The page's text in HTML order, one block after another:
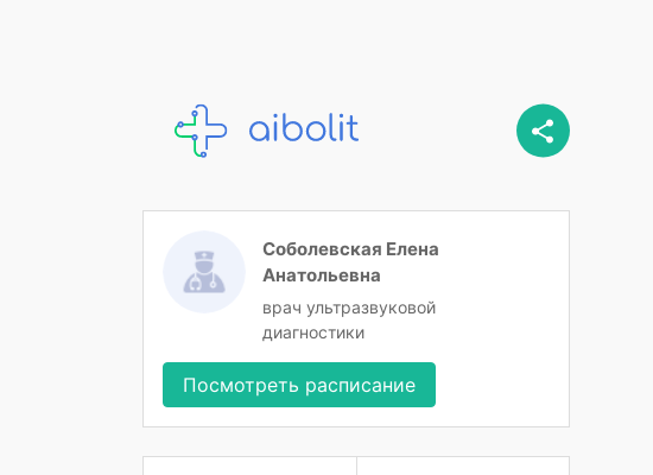
Соболевская Елена
Анатольевна
врач ультразвуковой
диагностики
Посмотреть расписание